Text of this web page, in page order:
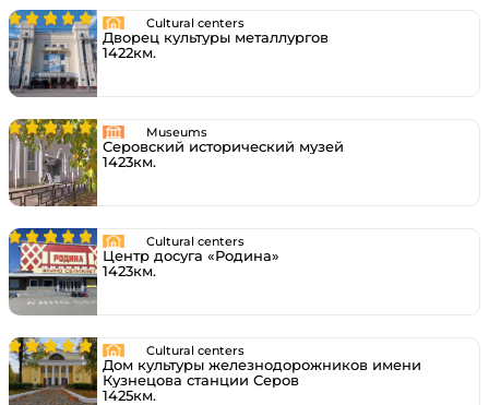
Cultural centers
Дворец культуры металлургов
1422км.
Museums
Серовский исторический музей
1423км.
Cultural centers
Центр досуга «Родина»
1423км.
Cultural centers
Дом культуры железнодорожников имени
Кузнецова станции Серов
1425км.